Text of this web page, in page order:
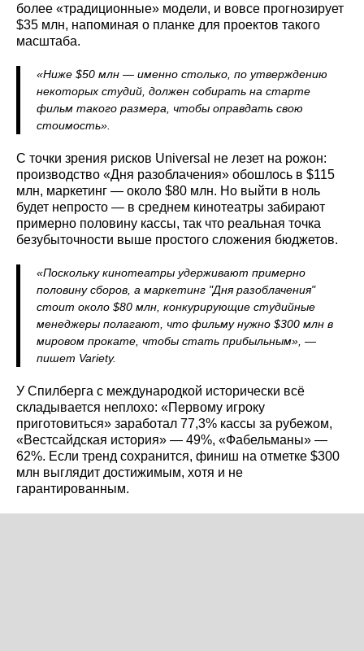
более «традиционные» модели, и вовсе прогнозирует
$35 млн, напоминая о планке для проектов такого
масштаба.
«Ниже $50 млн — именно столько, по утверждению
некоторых студий, должен собирать на старте
фильм такого размера, чтобы оправдать свою
стоимость».
С точки зрения рисков Universal не лезет на рожон:
производство «Дня разоблачения» обошлось в $115
млн, маркетинг — около $80 млн. Но выйти в ноль
будет непросто — в среднем кинотеатры забирают
примерно половину кассы, так что реальная точка
безубыточности выше простого сложения бюджетов.
«Поскольку кинотеатры удерживают примерно
половину сборов, а маркетинг "Дня разоблачения"
стоит около $80 млн, конкурирующие студийные
менеджеры полагают, что фильму нужно $300 млн в
мировом прокате, чтобы стать прибыльным», —
пишет Variety.
У Спилберга с международкой исторически всё
складывается неплохо: «Первому игроку
приготовиться» заработал 77,3% кассы за рубежом,
«Вестсайдская история» — 49%, «Фабельманы» —
62%. Если тренд сохранится, финиш на отметке $300
млн выглядит достижимым, хотя и не
гарантированным.